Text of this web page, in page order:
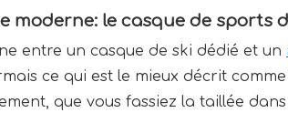
moderne: le casque de sports
entre un casque de ski dédié et un
ce qui est le mieux décrit
que vous fassiez la taillée